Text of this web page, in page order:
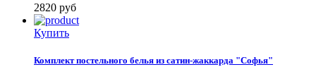
2820 руб
Купить
Комплект постельного белья из сатин-жаккарда "Софья"